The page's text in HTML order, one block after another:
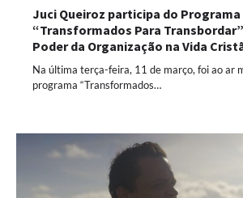
Juci Queiroz participa do Programa
“Transformados Para
Poder da Organização na Vida
Na última terça-feira, 11 de março, foi ao ar
programa “Transformados…